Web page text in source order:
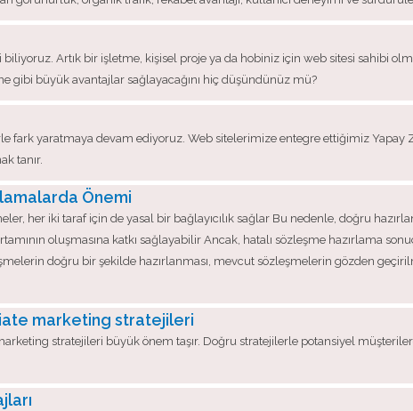
biliyoruz. Artık bir işletme, kişisel proje ya da hobiniz için web sitesi sahibi
gibi büyük avantajlar sağlayacağını hiç düşündünüz mü?
yaratmaya devam ediyoruz. Web sitelerimize entegre ettiğimiz Yapay
tanır.
Önemi
her iki taraf için de yasal bir bağlayıcılık sağlar Bu nedenle, doğru
oluşmasına katkı sağlayabilir Ancak, hatalı sözleşme hazırlama
doğru bir şekilde hazırlanması, mevcut sözleşmelerin gözden
marketing stratejileri
stratejileri büyük önem taşır. Doğru stratejilerle potansiyel